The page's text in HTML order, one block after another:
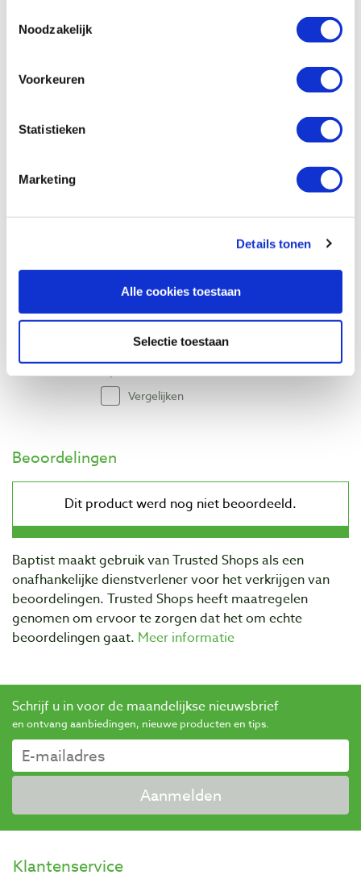
Noodzakelijk
Voorkeuren
Statistieken
Marketing
Details tonen
Alle cookies toestaan
Selectie toestaan
Draadnagel bolkop rvs Ø 1,8 x 30 mm,
Vergelijken
200 gram
Artikelnummer: 2422396
€ 7,93 excl. btw
Vergelijken
Beoordelingen
Baptist maakt gebruik van Trusted Shops als een
onafhankelijke dienstverlener voor het verkrijgen van
beoordelingen. Trusted Shops heeft maatregelen
genomen om ervoor te zorgen dat het om echte
beoordelingen gaat. Meer informatie
Schrijf u in voor de maandelijkse nieuwsbrief
en ontvang aanbiedingen, nieuwe producten en tips.
Aanmelden
Klantenservice